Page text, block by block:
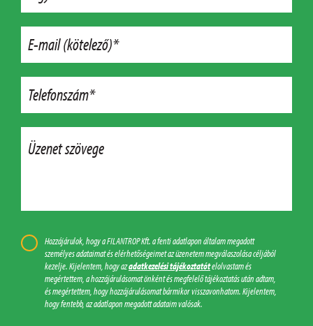
E-mail (kötelező)*
Telefonszám*
Üzenet szövege
Hozzájárulok, hogy a FILANTROP Kft. a fenti adatlapon általam megadott
személyes adataimat és elérhetőségeimet az üzenetem megválaszolása céljából
kezelje. Kijelentem, hogy azadatkezelési tájékoztatótelolvastam és
megértettem, a hozzájárulásomat önként és megfelelő tájékoztatás után adtam,
és megértettem, hogy hozzájárulásomat bármikor visszavonhatom. Kijelentem,
hogy fentebb, az adatlapon megadott adataim valósak.